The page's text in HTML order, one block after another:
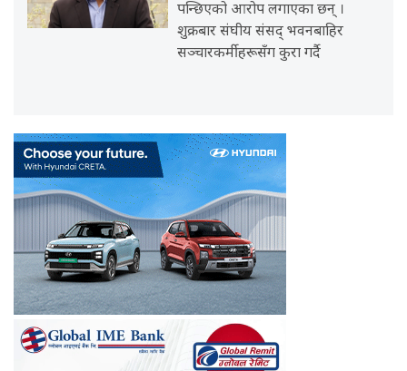
पन्छिएको आरोप लगाएका छन् ।
शुक्रबार संघीय संसद् भवनबाहिर
सञ्चारकर्मीहरूसँग कुरा गर्दै